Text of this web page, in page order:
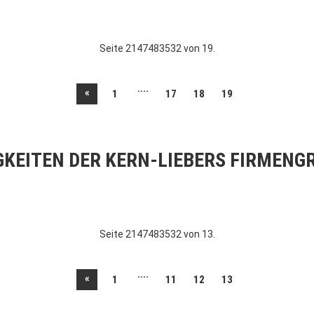
Seite 2147483532 von 19.
« 1 .... 17 18 19
DER KERN-LIEBERS
Seite 2147483532 von 13.
« 1 .... 11 12 13